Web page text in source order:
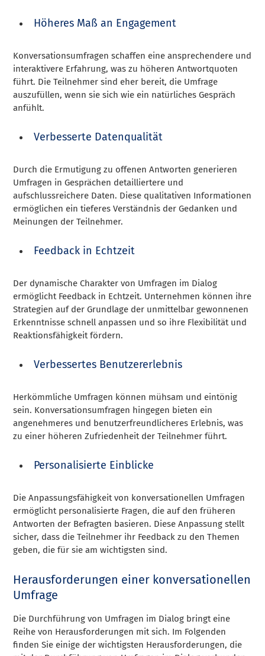
Höheres Maß an Engagement
Konversationsumfragen schaffen eine ansprechendere und
interaktivere Erfahrung, was zu höheren Antwortquoten
führt. Die Teilnehmer sind eher bereit, die Umfrage
auszufüllen, wenn sie sich wie ein natürliches Gespräch
anfühlt.
Verbesserte Datenqualität
Durch die Ermutigung zu offenen Antworten generieren
Umfragen in Gesprächen detailliertere und
aufschlussreichere Daten. Diese qualitativen Informationen
ermöglichen ein tieferes Verständnis der Gedanken und
Meinungen der Teilnehmer.
Feedback in Echtzeit
Der dynamische Charakter von Umfragen im Dialog
ermöglicht Feedback in Echtzeit. Unternehmen können ihre
Strategien auf der Grundlage der unmittelbar gewonnenen
Erkenntnisse schnell anpassen und so ihre Flexibilität und
Reaktionsfähigkeit fördern.
Verbessertes Benutzererlebnis
Herkömmliche Umfragen können mühsam und eintönig
sein. Konversationsumfragen hingegen bieten ein
angenehmeres und benutzerfreundlicheres Erlebnis, was
zu einer höheren Zufriedenheit der Teilnehmer führt.
Personalisierte Einblicke
Die Anpassungsfähigkeit von konversationellen Umfragen
ermöglicht personalisierte Fragen, die auf den früheren
Antworten der Befragten basieren. Diese Anpassung stellt
sicher, dass die Teilnehmer ihr Feedback zu den Themen
geben, die für sie am wichtigsten sind.
Herausforderungen einer konversationellen
Umfrage
Die Durchführung von Umfragen im Dialog bringt eine
Reihe von Herausforderungen mit sich. Im Folgenden
finden Sie einige der wichtigsten Herausforderungen, die